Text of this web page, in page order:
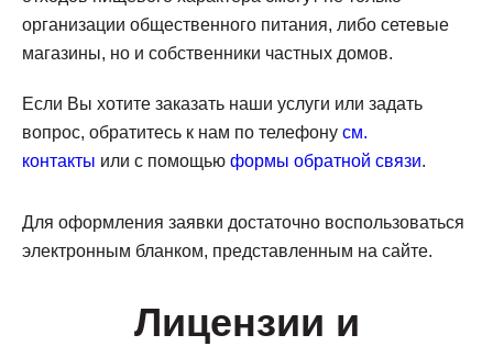
организации общественного питания, либо сетевые
магазины, но и собственники частных домов.
Если Вы хотите заказать наши услуги или задать
вопрос, обратитесь к нам по телефону см.
контакты или c помощью формы обратной связи.
Для оформления заявки достаточно воспользоваться
электронным бланком, представленным на сайте.
Лицензии и